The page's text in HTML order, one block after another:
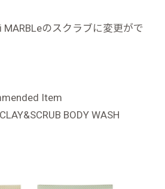
MARBLeのスクラブに変更がで
Item
BODY WASH